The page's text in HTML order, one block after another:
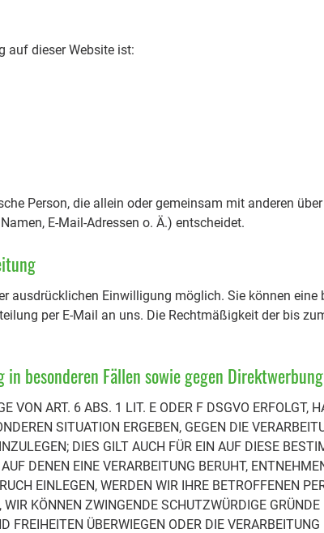
auf dieser Website ist:
Person, die allein oder gemeinsam mit anderen
E-Mail-Adressen o. Ä.) entscheidet.
ausdrücklichen Einwilligung möglich. Sie können eine
per E-Mail an uns. Die Rechtmäßigkeit der bis
besonderen Fällen sowie gegen
VON ART. 6 ABS. 1 LIT. E ODER F DSGVO ERFOLGT,
SITUATION ERGEBEN, GEGEN DIE
DIES GILT AUCH FÜR EIN AUF DIESE
DENEN EINE VERARBEITUNG BERUHT,
EINLEGEN, WERDEN WIR IHRE BETROFFENEN
KÖNNEN ZWINGENDE SCHUTZWÜRDIGE GRÜNDE
FREIHEITEN ÜBERWIEGEN ODER DIE